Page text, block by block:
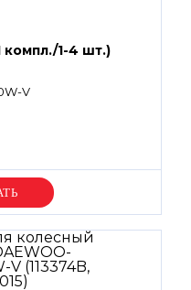
компл./1-4 шт.)
V
цену